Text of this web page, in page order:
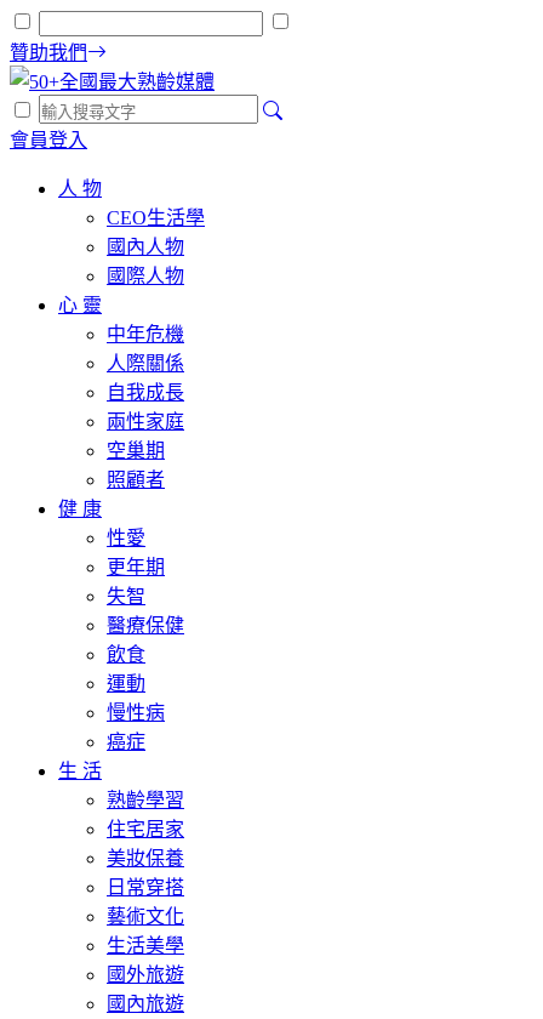
贊助我們
會員登入
人 物
CEO生活學
國內人物
國際人物
心 靈
中年危機
人際關係
自我成長
兩性家庭
空巢期
照顧者
健 康
性愛
更年期
失智
醫療保健
飲食
運動
慢性病
癌症
生 活
熟齡學習
住宅居家
美妝保養
日常穿搭
藝術文化
生活美學
國外旅遊
國內旅遊